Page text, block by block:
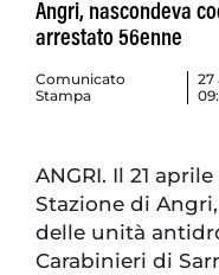
Angri, nascondeva
arrestato 56enne
Comunicato
Stampa
27
ANGRI. Il 21
Stazione di
delle unità
Carabinieri di